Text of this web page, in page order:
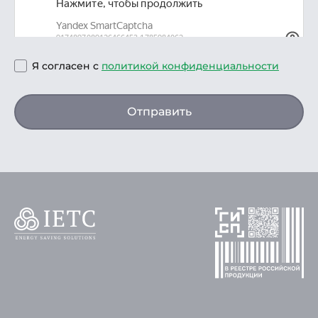
Я согласен с политикой конфиденциальности
Отправить